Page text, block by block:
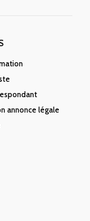
annonce légale